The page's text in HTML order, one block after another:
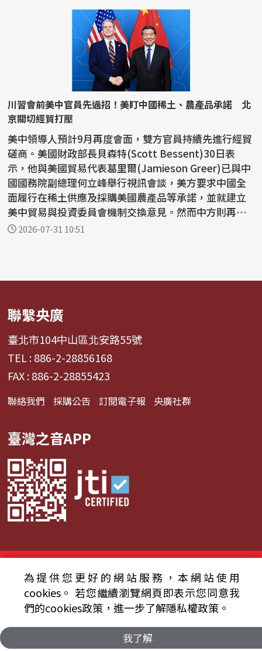
川習會前美中官員先過招！美盯中國稀土、農產品承諾 北
京關切經貿打壓
美中領導人預計9月再度會面，雙方官員持續先進行經貿
磋商。美國財政部長貝森特(Scott Bessent)30日表
示，他與美國貿易代表葛里爾(Jamieson Greer)已與中
國國務院副總理何立峰舉行視訊會談，美方要求中國全
面履行在稀土供應及採購美國農產品等承諾，並就建立
美中貿易與投資委員會機制交換意見。然而中方則再度
對美國實施...
2026-07-31 10:51
聯繫央廣
臺北市104中山區北安路55號
TEL : 886-2-28856168
FAX : 886-2-28855423
聯絡我們 採購公告 訂閱電子報 央廣社群
臺灣之音APP
© 2024財團法人中央廣播電臺 版權所有
資通安全政策聲明
服務條款 隱私權條款
為提供您更好的網站服務，本網站使用
cookies。 若您繼續瀏覽網頁即表示您同意我
們的cookies政策，進一步了解隱私權政策。
我了解